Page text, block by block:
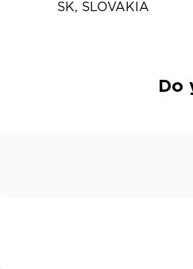
SK, SLOVAKIA
Do